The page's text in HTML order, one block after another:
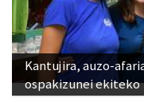
Kantujira, auzo-
ospakizunei ekiteko